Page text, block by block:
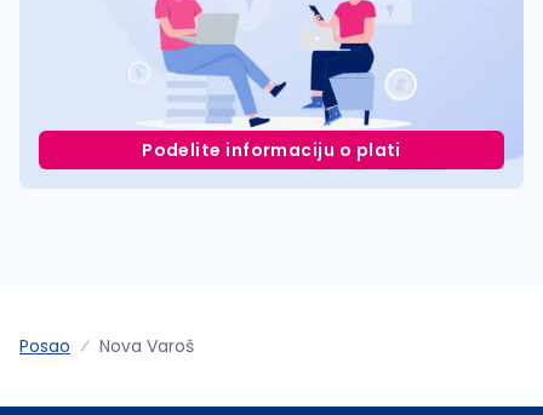
Podelite informaciju o plati
Posao Nova Varoš